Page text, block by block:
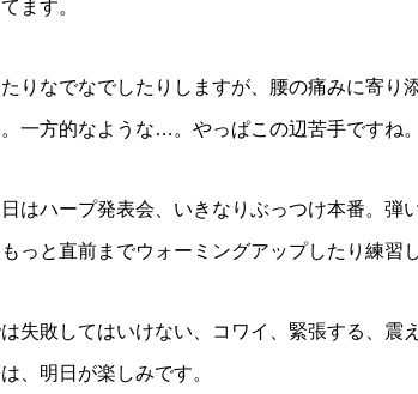
ます。
りなでなでしたりしますが、腰の痛みに寄り
一方的なような…。やっぱこの辺苦手ですね。
はハープ発表会、いきなりぶっつけ本番。弾
っと直前までウォーミングアップしたり練習
失敗してはいけない、コワイ、緊張する、震
、明日が楽しみです。